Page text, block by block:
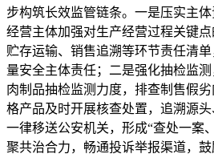
步构筑长效监管链条。一是压实主
经营主体加强对生产经营过程关键点
贮存运输、销售追溯等环节责任清
量安全主体责任；二是强化抽检监
肉制品抽检监测力度，排查制售假
格产品及时开展核查处置，追溯源
一律移送公安机关，形成“查处一案
聚共治合力，畅通投诉举报渠道，